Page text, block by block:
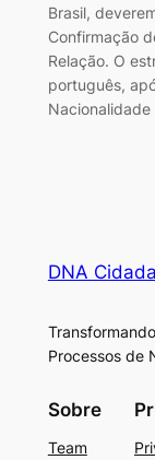
Brasil,
Confirmação
Relação. O
português,
DNA
Processos de
Sobre
Team